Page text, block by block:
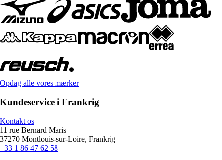
Opdag alle vores mærker
Kundeservice i Frankrig
Kontakt os
11 rue Bernard Maris
37270 Montlouis-sur-Loire, Frankrig
+33 1 86 47 62 58